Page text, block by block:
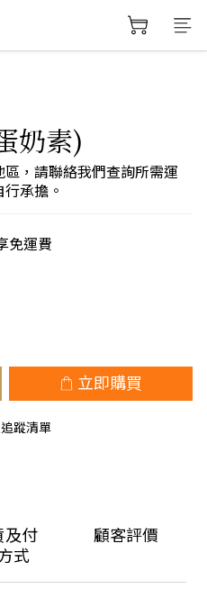
奶素)
，請聯絡我們查詢所需運
承擔。
免運費
立即購買
蹤清單
及付
式
顧客評價